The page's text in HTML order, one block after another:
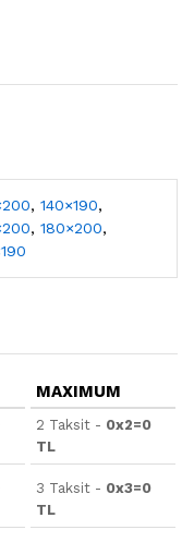
, 140×190,
, 180×200,
MAXIMUM
2 Taksit - 0x2=0
TL
3 Taksit - 0x3=0
TL